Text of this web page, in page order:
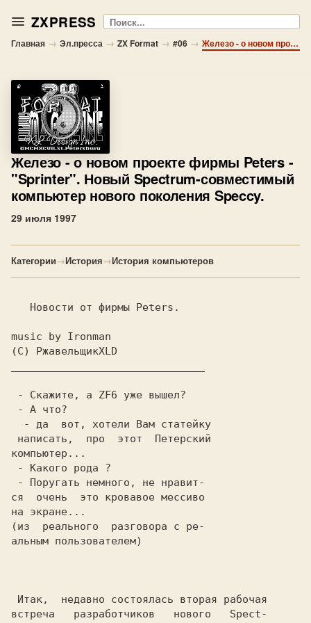
ZXPRESS Поиск
Главная → Эл.пресса → ZX Format → #06 → Железо - о новом проекте фирмы Peters - "Sprinter". Новый Spectrum-совместимый компьютер нового поколения Speccy.
Железо - о новом проекте фирмы Peters -
"Sprinter". Новый Spectrum-совместимый
компьютер нового поколения Speccy.
29 июля 1997
Категории→История→История компьютеров
Новости от фирмы Peters.
music by Ironman
(C) РжавельщикXLD
- Скажите, а ZF6 уже вышел?
- А что?
- да  вот, хотели Вам статейку
компьютер...
- Какого рода ?
на экране...
альным пользователем)
встреча   разработчиков   нового   Spect-